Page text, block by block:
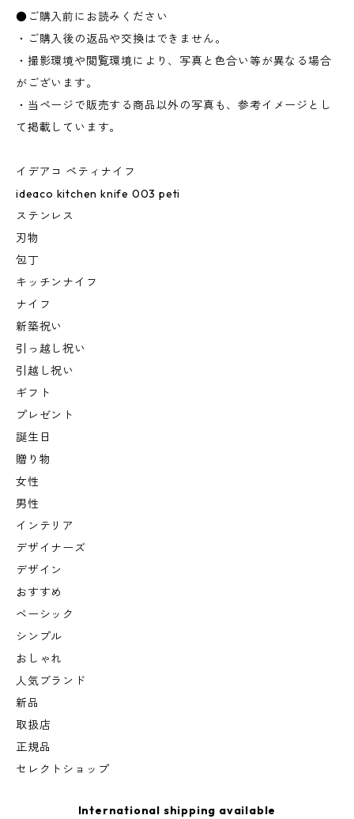
●ご購入前にお読みください
・ご購入後の返品や交換はできません。
・撮影環境や閲覧環境により、写真と色合い等が異なる場合
がございます。
・当ページで販売する商品以外の写真も、参考イメージとし
て掲載しています。
イデアコ ペティナイフ
ideaco kitchen knife 003 peti
ステンレス
刃物
包丁
キッチンナイフ
ナイフ
新築祝い
引っ越し祝い
引越し祝い
ギフト
プレゼント
誕生日
贈り物
女性
男性
インテリア
デザイナーズ
デザイン
おすすめ
ベーシック
シンプル
おしゃれ
人気ブランド
新品
取扱店
正規品
セレクトショップ
International shipping available